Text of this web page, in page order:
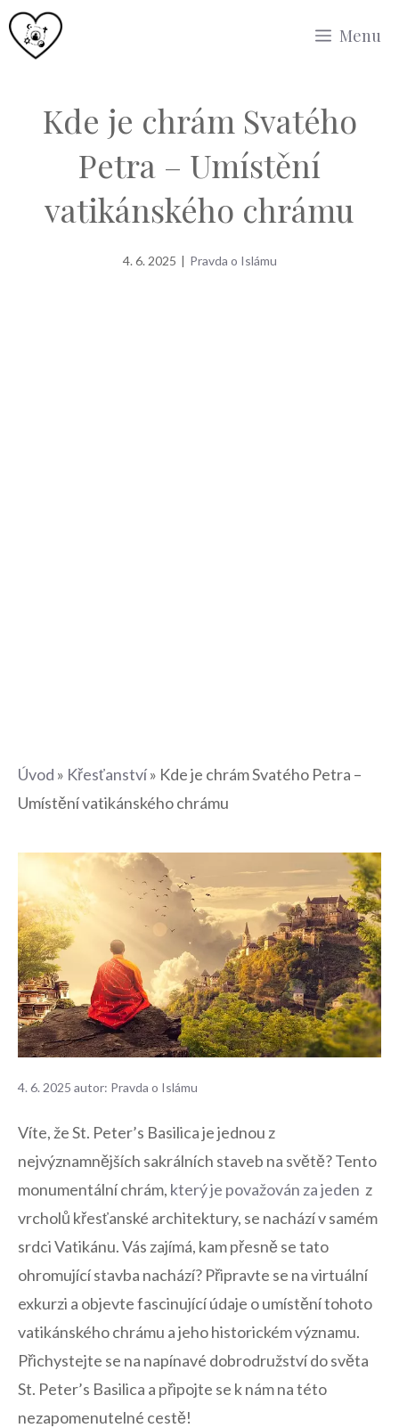
Přeskočit
na
Menu
Kde je chrám Svatého
Petra – Umístění
vatikánského chrámu
4. 6. 2025 | Pravda o Islámu
Úvod » Křesťanství» Kde je chrám Svatého Petra –
Umístění vatikánského chrámu
4. 6. 2025 autor: Pravda o Islámu
Víte, že St. Peter’s Basilica je ⁣jednou z
nejvýznamnějších‍ sakrálních staveb na ‌světě? Tento
‍monumentální chrám, který je považován za ​jeden ⁣ z
vrcholů křesťanské architektury, se⁣ nachází‌ v samém
⁢srdci⁣ Vatikánu. Vás zajímá, kam⁢ přesně se tato
ohromující stavba nachází? Připravte se na virtuální
exkurzi⁤ a objevte fascinující ⁢údaje ‍o umístění‍ tohoto
⁤vatikánského chrámu a​ jeho ‌historickém významu.
‌Přichystejte‍ se ​na napínavé dobrodružství do světa
St. Peter’s⁣ Basilica a připojte ​se k nám na této
nezapomenutelné cestě!